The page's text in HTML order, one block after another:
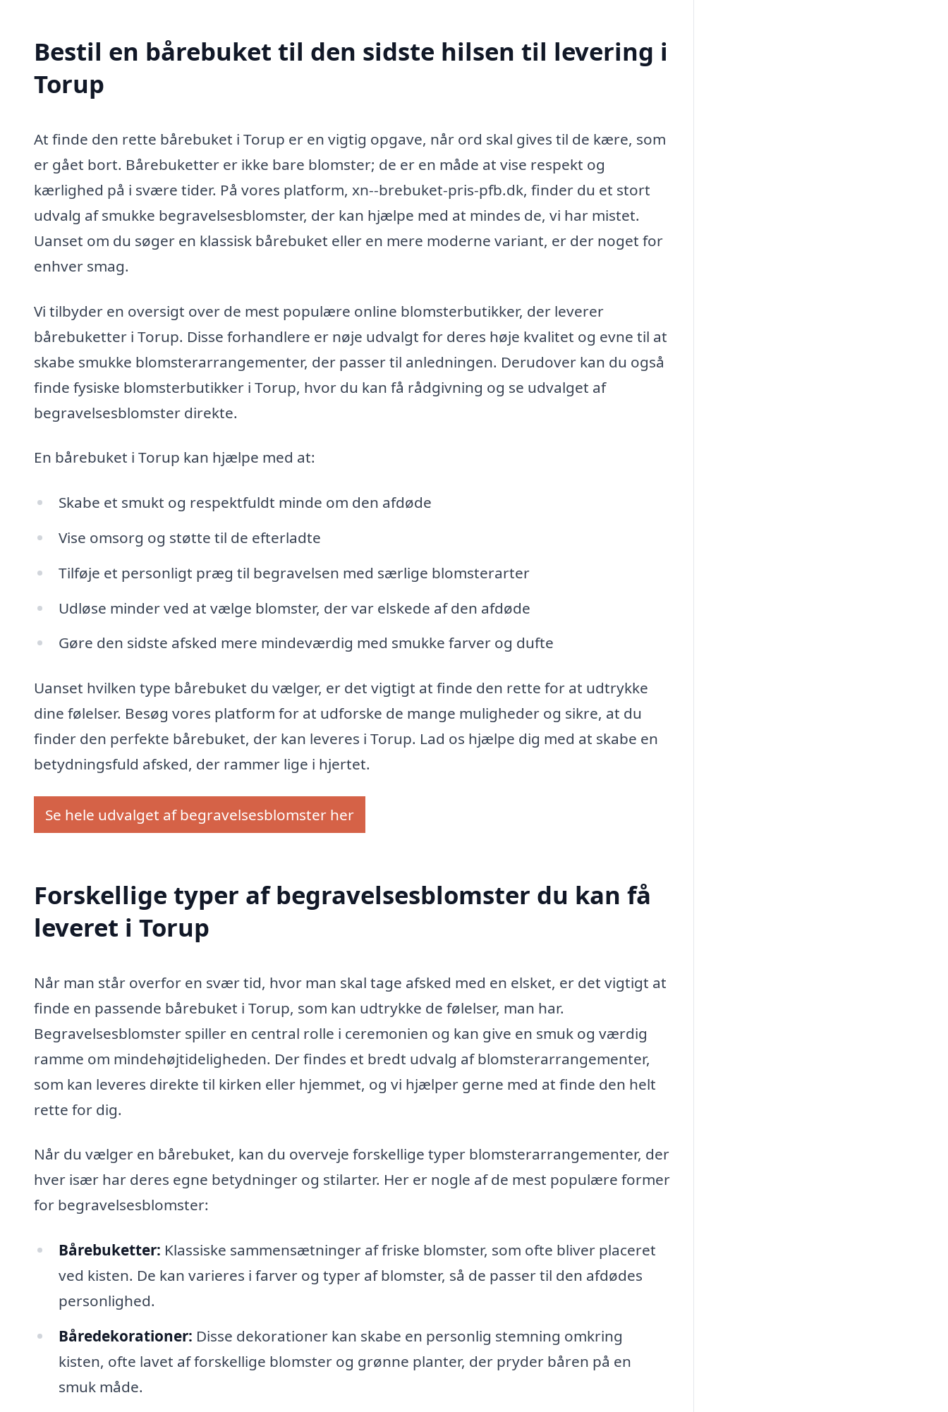
Bestil en bårebuket til den sidste hilsen til levering i
Torup
At finde den rette bårebuket i Torup er en vigtig opgave, når ord skal gives til de kære, som
er gået bort. Bårebuketter er ikke bare blomster; de er en måde at vise respekt og
kærlighed på i svære tider. På vores platform, xn--brebuket-pris-pfb.dk, finder du et stort
udvalg af smukke begravelsesblomster, der kan hjælpe med at mindes de, vi har mistet.
Uanset om du søger en klassisk bårebuket eller en mere moderne variant, er der noget for
enhver smag.
Vi tilbyder en oversigt over de mest populære online blomsterbutikker, der leverer
bårebuketter i Torup. Disse forhandlere er nøje udvalgt for deres høje kvalitet og evne til at
skabe smukke blomsterarrangementer, der passer til anledningen. Derudover kan du også
finde fysiske blomsterbutikker i Torup, hvor du kan få rådgivning og se udvalget af
begravelsesblomster direkte.
En bårebuket i Torup kan hjælpe med at:
Skabe et smukt og respektfuldt minde om den afdøde
Vise omsorg og støtte til de efterladte
Tilføje et personligt præg til begravelsen med særlige blomsterarter
Udløse minder ved at vælge blomster, der var elskede af den afdøde
Gøre den sidste afsked mere mindeværdig med smukke farver og dufte
Uanset hvilken type bårebuket du vælger, er det vigtigt at finde den rette for at udtrykke
dine følelser. Besøg vores platform for at udforske de mange muligheder og sikre, at du
finder den perfekte bårebuket, der kan leveres i Torup. Lad os hjælpe dig med at skabe en
betydningsfuld afsked, der rammer lige i hjertet.
Se hele udvalget af begravelsesblomster her
Forskellige typer af begravelsesblomster du kan få
leveret i Torup
Når man står overfor en svær tid, hvor man skal tage afsked med en elsket, er det vigtigt at
finde en passende bårebuket i Torup, som kan udtrykke de følelser, man har.
Begravelsesblomster spiller en central rolle i ceremonien og kan give en smuk og værdig
ramme om mindehøjtideligheden. Der findes et bredt udvalg af blomsterarrangementer,
som kan leveres direkte til kirken eller hjemmet, og vi hjælper gerne med at finde den helt
rette for dig.
Når du vælger en bårebuket, kan du overveje forskellige typer blomsterarrangementer, der
hver især har deres egne betydninger og stilarter. Her er nogle af de mest populære former
for begravelsesblomster:
Bårebuketter: Klassiske sammensætninger af friske blomster, som ofte bliver placeret
ved kisten. De kan varieres i farver og typer af blomster, så de passer til den afdødes
personlighed.
Båredekorationer: Disse dekorationer kan skabe en personlig stemning omkring
kisten, ofte lavet af forskellige blomster og grønne planter, der pryder båren på en
smuk måde.